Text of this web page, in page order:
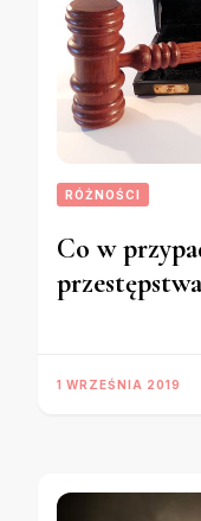
RÓŻNOŚCI
Co w
1 WRZEŚNIA 2019